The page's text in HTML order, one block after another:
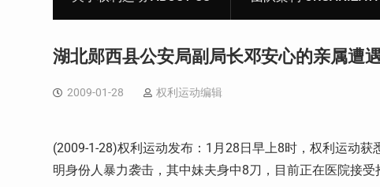
湖北郧西县公安局副局长邓安心的亲属遭
2009-01-28 权利运动编辑
(2009-1-28)权利运动发布：1月28日早上8时，权利运动
明身份人暴力袭击，其中妹夫身中8刀，目前正在医院接受